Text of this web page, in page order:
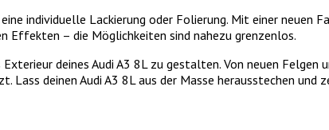
individuelle Lackierung oder Folierung. Mit einer neuen
– die Möglichkeiten sind nahezu grenzenlos.
deines Audi A3 8L zu gestalten. Von neuen Felgen
deinen Audi A3 8L aus der Masse herausstechen und